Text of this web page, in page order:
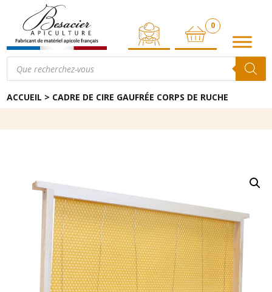
0
ARTICLE
Recherche
produits
ACCUEIL > CADRE DE CIRE GAUFRÉE CORPS DE RUCHE